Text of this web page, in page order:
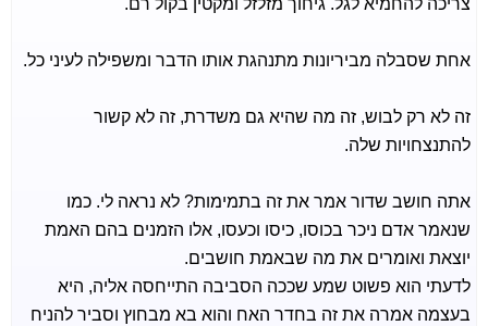
צריכה להחמיא לגל. גיחוך מזלזל ומקטין בקול רם.
אחת שסבלה מביריונות מתנהגת אותו הדבר ומשפילה לעיני כל.
זה לא רק לבוש, זה מה שהיא גם משדרת, זה לא קשור
להתנצחויות שלה.
אתה חושב שדור אמר את זה בתמימות? לא נראה לי. כמו
שנאמר אדם ניכר בכוסו, כיסו וכעסו, אלו הזמנים בהם האמת
יוצאת ואומרים את מה שבאמת חושבים.
לדעתי הוא פשוט שמע שככה הסביבה התייחסה אליה, היא
בעצמה אמרה את זה בחדר האח והוא בא מבחוץ וסביר להניח